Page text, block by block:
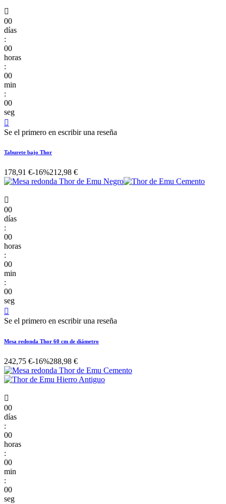

00
días
:
00
horas
:
00
min
:
00
seg

Se el primero en escribir una reseña
Taburete bajo Thor
178,91 €-16%212,98 €

00
días
:
00
horas
:
00
min
:
00
seg

Se el primero en escribir una reseña
Mesa redonda Thor 60 cm de diámetro
242,75 €-16%288,98 €

00
días
:
00
horas
:
00
min
:
00
seg